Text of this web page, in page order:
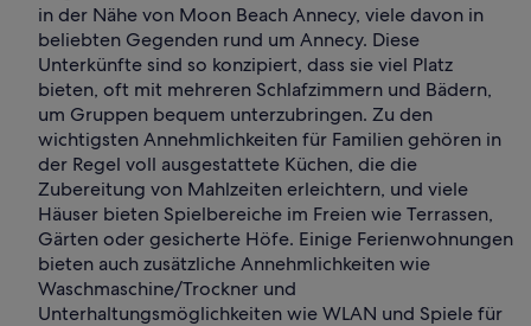
in der Nähe von Moon Beach Annecy, viele davon in
beliebten Gegenden rund um Annecy. Diese
Unterkünfte sind so konzipiert, dass sie viel Platz
bieten, oft mit mehreren Schlafzimmern und Bädern,
um Gruppen bequem unterzubringen. Zu den
wichtigsten Annehmlichkeiten für Familien gehören in
der Regel voll ausgestattete Küchen, die die
Zubereitung von Mahlzeiten erleichtern, und viele
Häuser bieten Spielbereiche im Freien wie Terrassen,
Gärten oder gesicherte Höfe. Einige Ferienwohnungen
bieten auch zusätzliche Annehmlichkeiten wie
Waschmaschine/Trockner und
Unterhaltungsmöglichkeiten wie WLAN und Spiele für